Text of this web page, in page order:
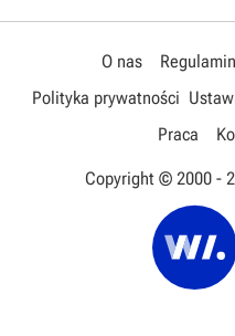
O nas Regulamin
Polityka prywatności
Praca
Copyright © 2000 -